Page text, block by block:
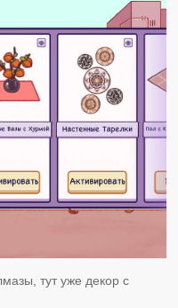
тут уже декор с